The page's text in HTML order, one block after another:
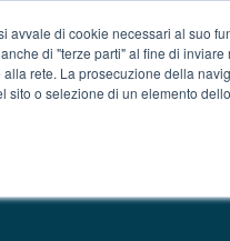
avvale di cookie necessari al suo
di "terze parti" al fine di
rete. La prosecuzione della
sito o selezione di un elemento